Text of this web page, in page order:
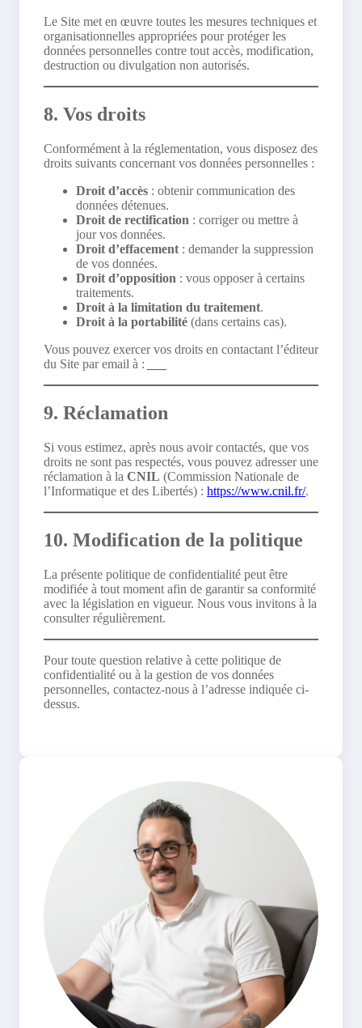
Le Site met en œuvre toutes les mesures techniques et
organisationnelles appropriées pour protéger les
données personnelles contre tout accès, modification,
destruction ou divulgation non autorisés.
8. Vos droits
Conformément à la réglementation, vous disposez des
droits suivants concernant vos données personnelles :
Droit d’accès : obtenir communication des
données détenues.
Droit de rectification : corriger ou mettre à
jour vos données.
Droit d’effacement : demander la suppression
de vos données.
Droit d’opposition : vous opposer à certains
traitements.
Droit à la limitation du traitement.
Droit à la portabilité (dans certains cas).
Vous pouvez exercer vos droits en contactant l’éditeur
du Site par email à :
9. Réclamation
Si vous estimez, après nous avoir contactés, que vos
droits ne sont pas respectés, vous pouvez adresser une
réclamation à la CNIL (Commission Nationale de
l’Informatique et des Libertés) : https://www.cnil.fr/.
10. Modification de la politique
La présente politique de confidentialité peut être
modifiée à tout moment afin de garantir sa conformité
avec la législation en vigueur. Nous vous invitons à la
consulter régulièrement.
Pour toute question relative à cette politique de
confidentialité ou à la gestion de vos données
personnelles, contactez-nous à l’adresse indiquée ci-
dessus.